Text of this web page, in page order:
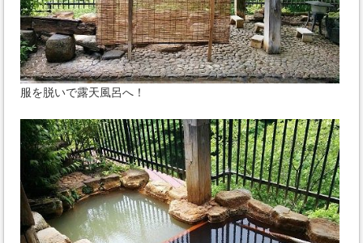
服を脱いで露天風呂へ！